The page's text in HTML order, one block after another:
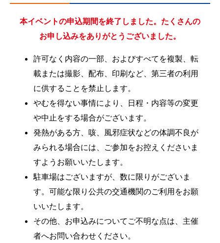
本イベントの申込期間を終了しました。たくさんの
お申し込みをありがとうございました。
許可なく内容の一部、およびすべてを複製、転
載または撮影、配布、印刷など、第三者の利用
に供することを禁止します。
やむを得ない事情により、日程・内容等の変更
や中止をする場合がございます。
発熱がある方、咳、風邪症状などの体調不良が
みられる場合には、ご参加をお控えくださいま
すようお願いいたします。
駐車場はございますが、数に限りがございま
す。可能な限り公共の交通機関のご利用をお願
いいたします。
その他、お申込みについてご不明な点は、主催
者へお問い合わせください。